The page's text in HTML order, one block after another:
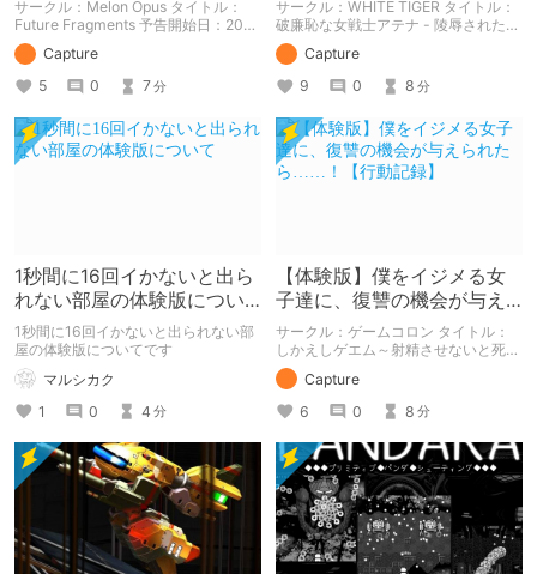
【行動記録】
サークル：Melon Opus タイトル：
Future Fragments 予告開始日：2021
年08月13日 作品販売日：- 予告作品
の体験版の内容を中心に紹介している
まとめ記事です。 体験版の「ネタバ
レ」を含んだ内容をまとめているの
で、苦手な方は注意して下さい。
Capture
5
0 7分
サークル：WHITE TIGER タイトル：
破廉恥な女戦士アテナ - 陵辱された乙
女た(体験版) 予告開始日：2020年12
月09日 予告作品の体験版の内容を中
心に紹介しているまとめ記事です。
体験版の「ネタバレ」を含んだ内容を
まとめているので、苦手な方は注意し
て下さい。
Capture
9
0 8 分
1秒間に16回イかないと出ら
れない部屋の体験版につい
て
1秒間に16回イかないと出られない部
屋の体験版についてです
マルシカク
1
0 4 分
【体験版】僕をイジメる女
子達に、復讐の機会が与え
られたら……！【行動記録】
サークル：ゲームコロン タイトル：
しかえしゲエム～射精させないと死ぬ
デスゲーム～ 予告開始日：2021年12
月24日 作品販売日：2022年02月04
日 予告作品の体験版の内容を中心に
紹介しているまとめ記事です。 体験
版の「ネタバレ」を含んだ内容をまと
めているので、苦手な方は注意して下
さい。
Capture
6
0 8 分